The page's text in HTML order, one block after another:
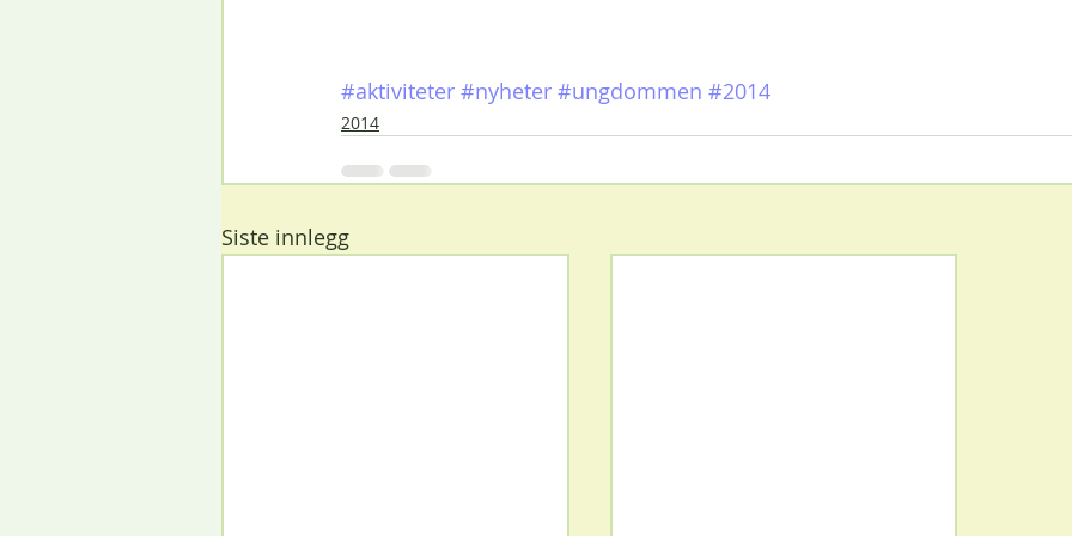
#aktiviteter #nyheter #ungdommen #2014
2014
Siste innlegg